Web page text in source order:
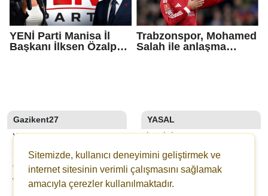
YENİ Parti Manisa İl
Başkanı İlksen Özalper
Trabzonspor, Mohamed
Salah ile anlaşma
Gazikent27
YAZARLAR
SON DAKİKA
GALERİLER
WEBTV
YASAL
İLETIŞIM
KÜNYE
YAYIN İLKELERI
KURALLAR
Sitemizde, kullanıcı deneyimini geliştirmek ve
internet sitesinin verimli çalışmasını sağlamak
amacıyla çerezler kullanılmaktadır.